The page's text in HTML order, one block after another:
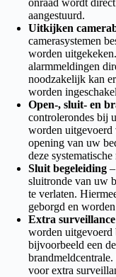
aangestuurd.
Uitkijken
camerasystemen
worden
alarmmeldingen
noodzakelijk kan
worden
Open-, sluit- en
controlerondes bij
worden uitgevoerd
opening van uw
deze
Sluit begeleiding
sluitronde van uw
te verlaten.
geborgd en
Extra surveillance
worden
bijvoorbeeld een
voor extra